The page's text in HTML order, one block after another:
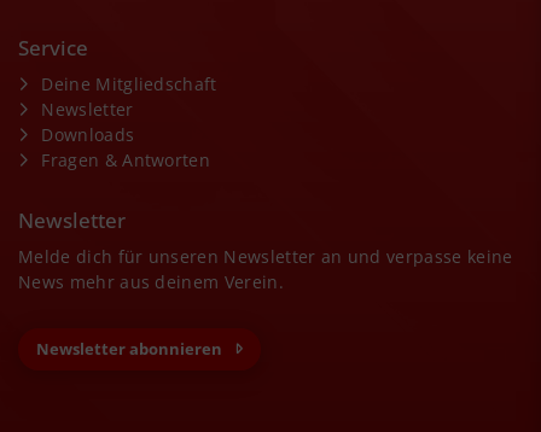
Service
Deine Mitgliedschaft
Newsletter
Downloads
Fragen & Antworten
Newsletter
Melde dich für unseren Newsletter an und verpasse keine
News mehr aus deinem Verein.
Newsletter abonnieren